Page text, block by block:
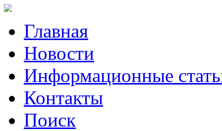
Главная
Новости
Информационные
Контакты
Поиск